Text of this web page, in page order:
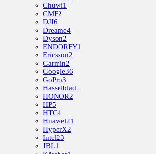
Chuwi1
CMF2
DJI6
Dreame4
Dyson2
ENDORFY1
Ericsson2
Garmin2
Google36
GoPro3
Hasselblad1
HONOR2
HP5
HTC4
Huawei21
HyperX2
Intel23
JBL1